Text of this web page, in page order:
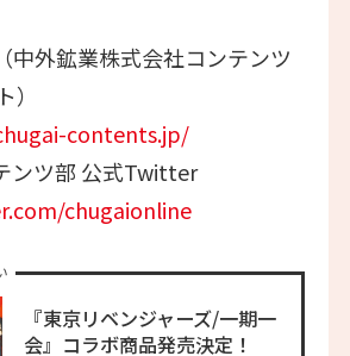
中外鉱業株式会社コンテンツ
contents.jp/
ンツ部 公式Twitter
chugaionline
『東京リベンジャーズ/一期一
会』コラボ商品発売決定！